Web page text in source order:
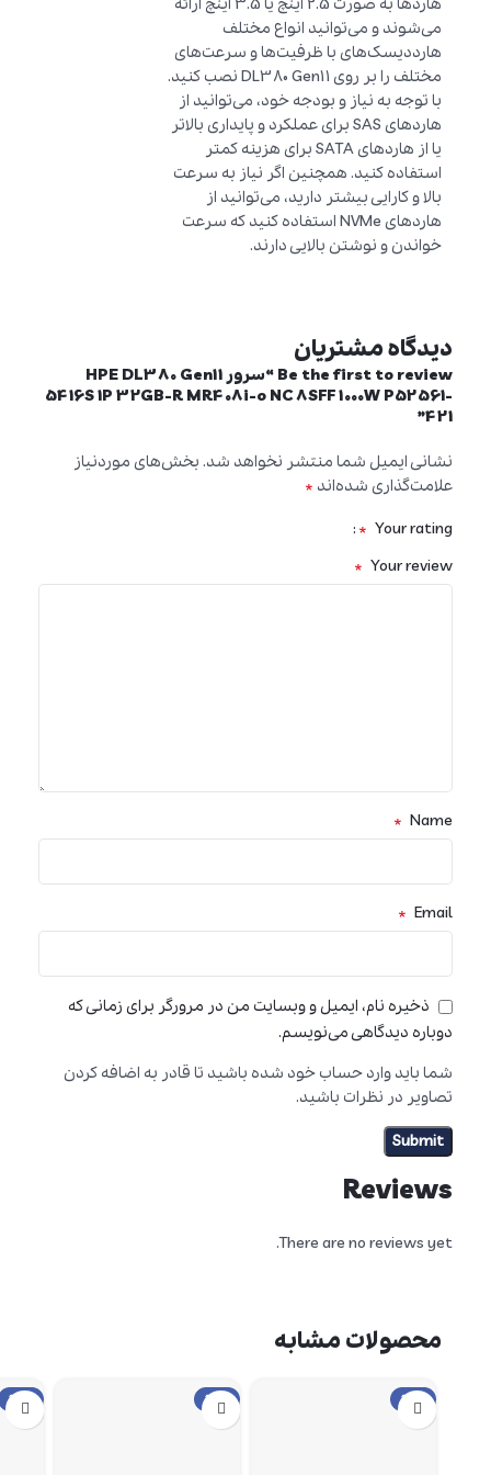
می‌شوند و می‌توانید انواع مختلف
هارد‌دیسک‌های با ظرفیت‌ها و سرعت‌های
مختلف را بر روی DL380 Gen11 نصب کنید.
با توجه به نیاز و بودجه خود، می‌توانید از
هاردهای SAS برای عملکرد و پایداری بالاتر
یا از هاردهای SATA برای هزینه کمتر
استفاده کنید. همچنین اگر نیاز به سرعت
بالا و کارایی بیشتر دارید، می‌توانید از
هاردهای NVMe استفاده کنید که سرعت
خواندن و نوشتن بالایی دارند.
دیدگاه مشتریان
Reviews
There are no reviews yet.
Be the first to review “سرور HPE DL380 Gen11
5416S 1P 32GB-R MR408i-o NC 8SFF 1000W P52561-
421”
نشانی ایمیل شما منتشر نخواهد شد. بخش‌های موردنیاز
علامت‌گذاری شده‌اند *
Your rating
*
Your review
*
Name
*
Email
*
ذخیره نام، ایمیل و وبسایت من در مرورگر برای زمانی که
دوباره دیدگاهی می‌نویسم.
شما باید وارد حساب خود شده باشید تا قادر به اضافه کردن
تصاویر در نظرات باشید.
محصولات مشابه
حراج حراج حراج